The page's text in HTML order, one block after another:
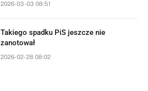
2026-03-03 08:51
Takiego spadku PiS jeszcze nie
zanotował
2026-02-28 08:02